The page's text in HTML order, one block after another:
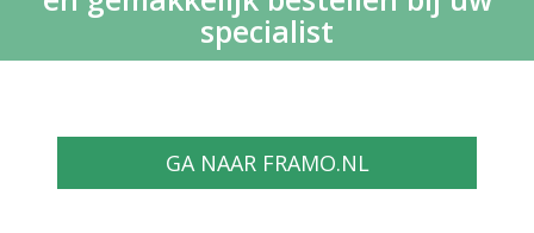
specialist
GA NAAR FRAMO.NL